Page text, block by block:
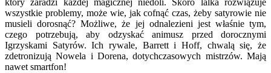
który zaradzi każdej magicznej niedoli. Skoro lalka rozwiązuje
wszystkie problemy, może wie, jak cofnąć czas, żeby satyrowie nie
musieli dorosnąć? Możliwe, że jej odnalezieni jest właśnie tym,
czego potrzebują, aby odzyskać animusz przed dorocznymi
Igrzyskami Satyrów. Ich rywale, Barrett i Hoff, chwalą się, że
zdetronizują Nowela i Dorena, dotychczasowych mistrzów. Mają
nawet smartfon!